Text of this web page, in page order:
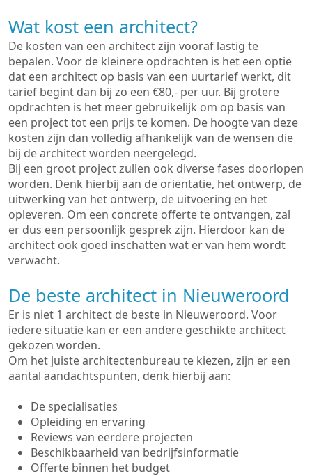
Wat kost een architect?
De kosten van een architect zijn vooraf lastig te
bepalen. Voor de kleinere opdrachten is het een optie
dat een architect op basis van een uurtarief werkt, dit
tarief begint dan bij zo een €80,- per uur. Bij grotere
opdrachten is het meer gebruikelijk om op basis van
een project tot een prijs te komen. De hoogte van deze
kosten zijn dan volledig afhankelijk van de wensen die
bij de architect worden neergelegd.
Bij een groot project zullen ook diverse fases doorlopen
worden. Denk hierbij aan de oriëntatie, het ontwerp, de
uitwerking van het ontwerp, de uitvoering en het
opleveren. Om een concrete offerte te ontvangen, zal
er dus een persoonlijk gesprek zijn. Hierdoor kan de
architect ook goed inschatten wat er van hem wordt
verwacht.
De beste architect in Nieuweroord
Er is niet 1 architect de beste in Nieuweroord. Voor
iedere situatie kan er een andere geschikte architect
gekozen worden.
Om het juiste architectenbureau te kiezen, zijn er een
aantal aandachtspunten, denk hierbij aan:
De specialisaties
Opleiding en ervaring
Reviews van eerdere projecten
Beschikbaarheid van bedrijfsinformatie
Offerte binnen het budget